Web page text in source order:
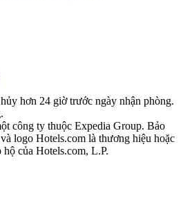
hơn 24 giờ trước ngày nhận phòng.
công ty thuộc Expedia Group. Bảo
logo Hotels.com là thương hiệu hoặc
của Hotels.com, L.P.